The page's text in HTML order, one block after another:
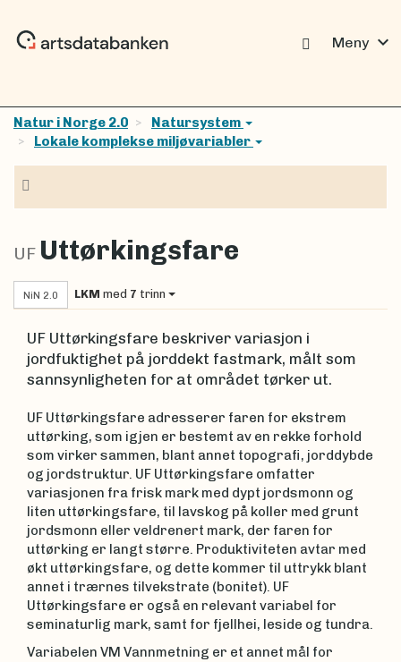
Meny expand_more
Natur i Norge 2.0
Natursystem
Lokale komplekse miljøvariabler
UF Uttørkingsfare
NiN 2.0 LKM med 7 trinn
UF Uttørkingsfare beskriver variasjon i
jordfuktighet på jorddekt fastmark, målt som
sannsynligheten for at området tørker ut.
UF Uttørkingsfare adresserer faren for ekstrem
uttørking, som igjen er bestemt av en rekke forhold
som virker sammen, blant annet topografi, jorddybde
og jordstruktur. UF Uttørkingsfare omfatter
variasjonen fra frisk mark med dypt jordsmonn og
liten uttørkingsfare, til lavskog på koller med grunt
jordsmonn eller veldrenert mark, der faren for
uttørking er langt større. Produktiviteten avtar med
økt uttørkingsfare, og dette kommer til uttrykk blant
annet i trærnes tilvekstrate (bonitet). UF
Uttørkingsfare er også en relevant variabel for
seminaturlig mark, samt for fjellhei, leside og tundra.
Variabelen VM Vannmetning er et annet mål for